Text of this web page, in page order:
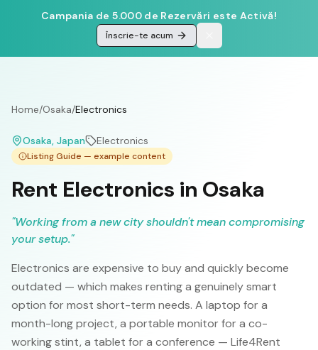
Campania de 5.000 de Rezervări este Activă!
Înscrie-te acum
Home/Osaka/Electronics
Osaka, Japan Electronics
Listing Guide — example content
Rent Electronics in Osaka
"Working from a new city shouldn't mean compromising
your setup."
Electronics are expensive to buy and quickly become
outdated — which makes renting a genuinely smart
option for most short-term needs. A laptop for a
month-long project, a portable monitor for a co-
working stint, a tablet for a conference — Life4Rent